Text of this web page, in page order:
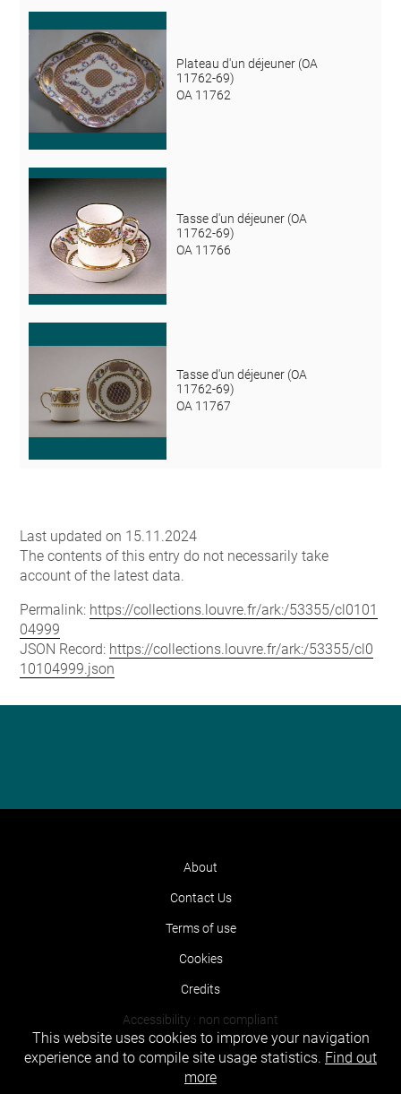
Plateau d'un déjeuner (OA
11762-69)
OA 11762
Tasse d'un déjeuner (OA
11762-69)
OA 11766
Tasse d'un déjeuner (OA
11762-69)
OA 11767
Last updated on 15.11.2024
The contents of this entry do not necessarily take
account of the latest data.
Permalink: https://collections.louvre.fr/ark:/53355/cl0101
04999
JSON Record: https://collections.louvre.fr/ark:/53355/cl0
10104999.json
About
Contact Us
Terms of use
Cookies
Credits
Accessibility : non compliant
This website uses cookies to improve your navigation
experience and to compile site usage statistics. Find out
more